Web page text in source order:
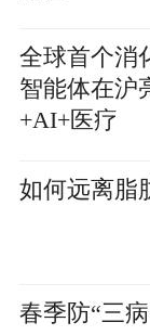
全球首个消
智能体在沪
+AI+医疗
如何远离脂
春季防“三